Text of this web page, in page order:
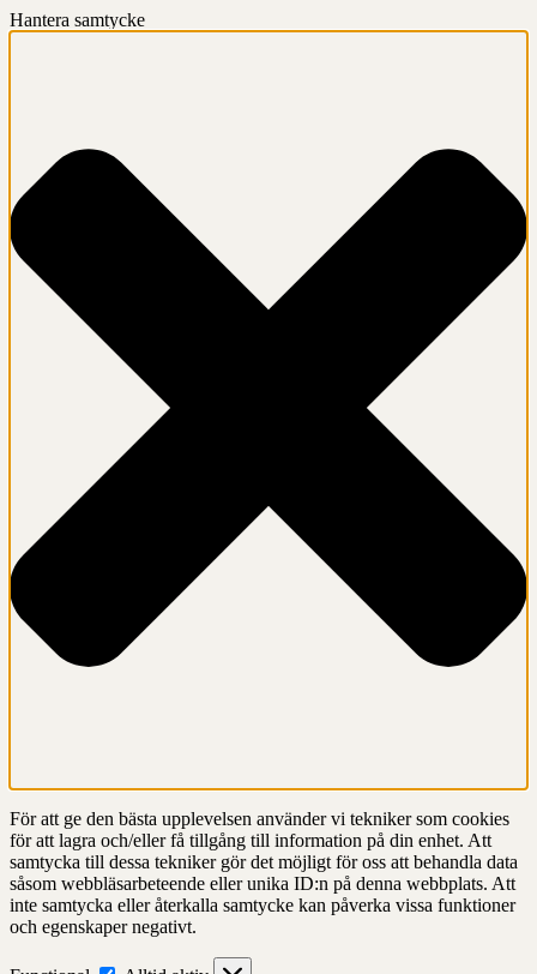
Hantera samtycke
För att ge den bästa upplevelsen använder vi tekniker som cookies
för att lagra och/eller få tillgång till information på din enhet. Att
samtycka till dessa tekniker gör det möjligt för oss att behandla data
såsom webbläsarbeteende eller unika ID:n på denna webbplats. Att
inte samtycka eller återkalla samtycke kan påverka vissa funktioner
och egenskaper negativt.
Functional